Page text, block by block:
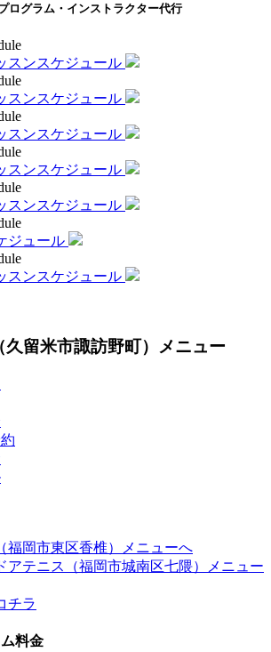
ログラム・インストラクター代行
スンスケジュール
スンスケジュール
スンスケジュール
スンスケジュール
スンスケジュール
ジュール
スンスケジュール
料金